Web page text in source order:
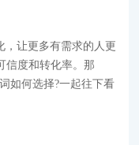
，让更多有需求的人更
信度和转化率。那
如何选择?一起往下看